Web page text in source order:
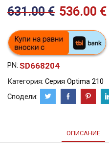
631.00€ 536.00 €
PN: SD668204
Категория: Серия Optima 210
Сподели:
ОПИСАНИЕ